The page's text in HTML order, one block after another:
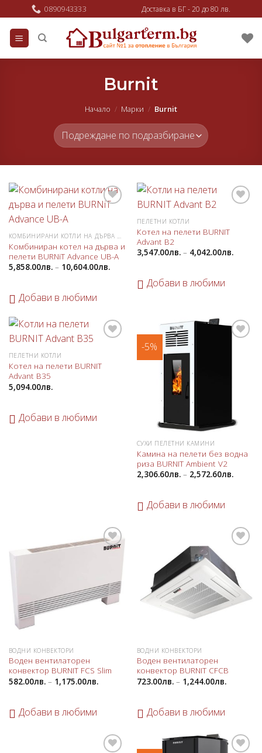
to
content
0890943333 Доставка в БГ - 20 до 80 лв.
Burnit
Начало / Марки / Burnit
КОМБИНИРАНИ КОТЛИ НА ДЪРВА И ПЕЛЕТИ
Комбиниран котел на дърва и
пелети BURNiT Advance UB-A
5,858.00лв.– 10,604.00лв.
Добави в любими
любими
ПЕЛЕТНИ КОТЛИ
Котел на пелети BURNIT
Advant B2
3,547.00лв.– 4,042.00лв.
Добави в любими
любими
ПЕЛЕТНИ КОТЛИ
Котел на пелети BURNIT
Advant B35
5,094.00лв.
Добави в любими
-5%
СУХИ ПЕЛЕТНИ КАМИНИ
Камина на пелети без водна
риза BURNIT Ambient V2
2,306.60лв.– 2,572.60лв.
Добави в любими
Добави
ВОДНИ КОНВЕКТОРИ
Воден вентилаторен
конвектор BURNIT FCS Slim
582.00лв.– 1,175.00лв.
Добави в любими
любими
ВОДНИ КОНВЕКТОРИ
Воден вентилаторен
конвектор BURNIT CFCB
723.00лв.– 1,244.00лв.
Добави в любими